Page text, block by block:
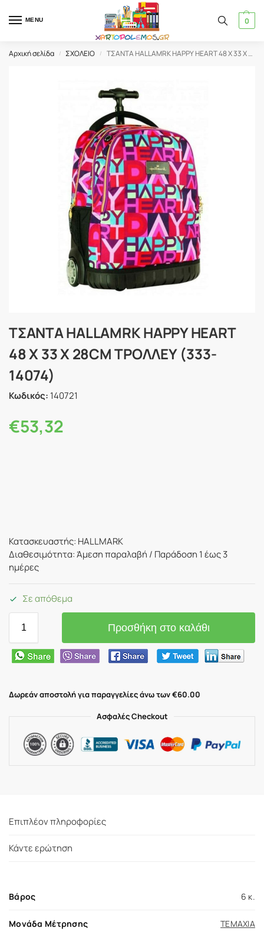
MENU 0
Αρχική σελίδα / ΣΧΟΛΕΙΟ / ΤΣΑΝΤΑ HALLAMRK HAPPY HEART 48 X 33 X 28cm ΤΡΟΛΛΕΥ (333-14074)
ΤΣΑΝΤΑ HALLAMRK HAPPY HEART
48 X 33 X 28CM ΤΡΟΛΛΕΥ (333-
14074)
Κωδικός: 140721
€53,32
Κατασκευαστής: HALLMARK
Διαθεσιμότητα: Άμεση παραλαβή / Παράδoση 1 έως 3
ημέρες
Σε απόθεμα
Προσθήκη στο καλάθι
Δωρεάν αποστολή για παραγγελίες άνω των €60.00
Ασφαλές Checkout
Επιπλέον πληροφορίες
Κάντε ερώτηση
Βάρος 6 κ.
Μονάδα Μέτρησης ΤΕΜΑΧΙΑ